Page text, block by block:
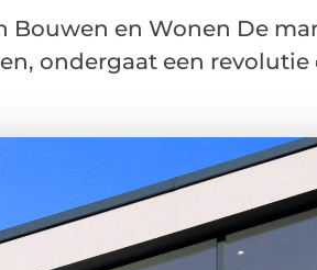
Bouwen en Wonen De
ondergaat een revolutie